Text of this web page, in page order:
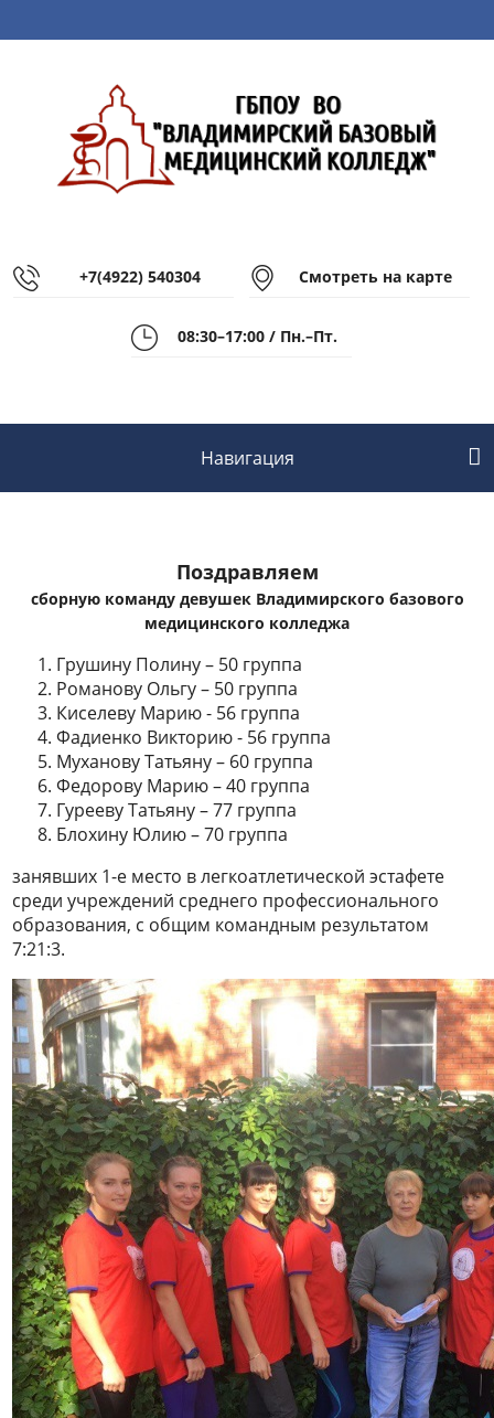
+7(4922) 540304 Смотреть на карте
08:30–17:00 / Пн.–Пт.
Навигация
Поздравляем
сборную команду девушек Владимирского базового
медицинского колледжа
Грушину Полину – 50 группа
Романову Ольгу – 50 группа
Киселеву Марию - 56 группа
Фадиенко Викторию - 56 группа
Муханову Татьяну – 60 группа
Федорову Марию – 40 группа
Гурееву Татьяну – 77 группа
Блохину Юлию – 70 группа
занявших 1-е место в легкоатлетической эстафете
среди учреждений среднего профессионального
образования, с общим командным результатом
7:21:3.